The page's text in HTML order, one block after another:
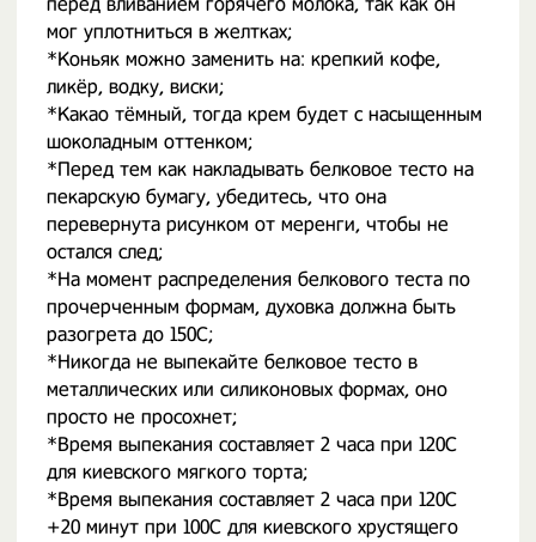
мог уплотниться в желтках;
*Коньяк можно заменить на: крепкий кофе,
ликёр, водку, виски;
*Какао тёмный, тогда крем будет с насыщенным
шоколадным оттенком;
*Перед тем как накладывать белковое тесто на
пекарскую бумагу, убедитесь, что она
перевернута рисунком от меренги, чтобы не
остался след;
*На момент распределения белкового теста по
прочерченным формам, духовка должна быть
разогрета до 150С;
*Никогда не выпекайте белковое тесто в
металлических или силиконовых формах, оно
просто не просохнет;
*Время выпекания составляет 2 часа при 120С
для киевского мягкого торта;
*Время выпекания составляет 2 часа при 120С
+20 минут при 100С для киевского хрустящего